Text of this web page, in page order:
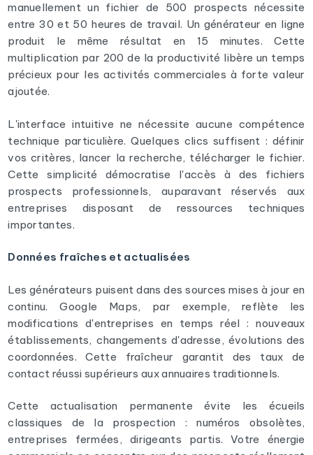
manuellement un fichier de 500 prospects nécessite
entre 30 et 50 heures de travail. Un générateur en ligne
produit le même résultat en 15 minutes. Cette
multiplication par 200 de la productivité libère un temps
précieux pour les activités commerciales à forte valeur
ajoutée.
L'interface intuitive ne nécessite aucune compétence
technique particulière. Quelques clics suffisent : définir
vos critères, lancer la recherche, télécharger le fichier.
Cette simplicité démocratise l'accès à des fichiers
prospects professionnels, auparavant réservés aux
entreprises disposant de ressources techniques
importantes.
Données fraîches et actualisées
Les générateurs puisent dans des sources mises à jour en
continu. Google Maps, par exemple, reflète les
modifications d'entreprises en temps réel : nouveaux
établissements, changements d'adresse, évolutions des
coordonnées. Cette fraîcheur garantit des taux de
contact réussi supérieurs aux annuaires traditionnels.
Cette actualisation permanente évite les écueils
classiques de la prospection : numéros obsolètes,
entreprises fermées, dirigeants partis. Votre énergie